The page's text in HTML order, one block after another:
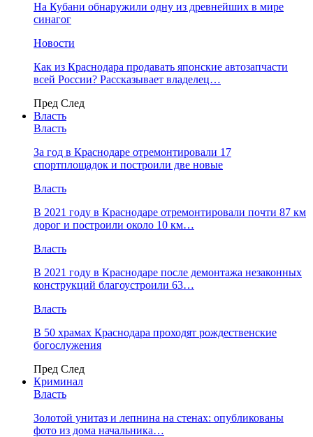
На Кубани обнаружили одну из древнейших в мире
синагог
Новости
Как из Краснодара продавать японские автозапчасти
всей России? Рассказывает владелец…
Пред След
Власть
Власть
За год в Краснодаре отремонтировали 17
спортплощадок и построили две новые
Власть
В 2021 году в Краснодаре отремонтировали почти 87 км
дорог и построили около 10 км…
Власть
В 2021 году в Краснодаре после демонтажа незаконных
конструкций благоустроили 63…
Власть
В 50 храмах Краснодара проходят рождественские
богослужения
Пред След
Криминал
Власть
​Золотой унитаз и лепнина на стенах: опубликованы
фото из дома начальника…